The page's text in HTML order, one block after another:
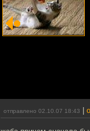
отправлено 02.10.07 18:43